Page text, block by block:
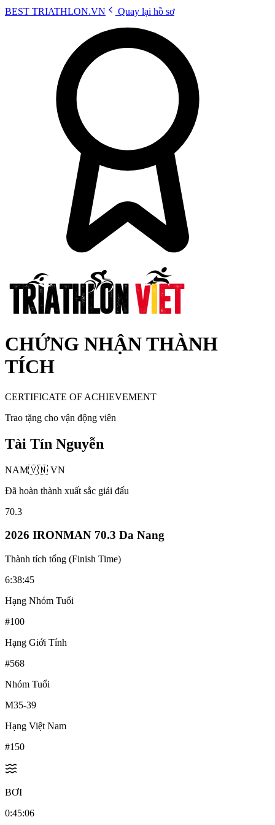
BEST TRIATHLON.VN Quay lại hồ sơ
CHỨNG NHẬN THÀNH
TÍCH
CERTIFICATE OF ACHIEVEMENT
Trao tặng cho vận động viên
Tài Tín Nguyễn
NAM🇻🇳 VN
Đã hoàn thành xuất sắc giải đấu
70.3
2026 IRONMAN 70.3 Da Nang
Thành tích tổng (Finish Time)
6:38:45
Hạng Nhóm Tuổi
#100
Hạng Giới Tính
#568
Nhóm Tuổi
M35-39
Hạng Việt Nam
#150
BƠI
0:45:06